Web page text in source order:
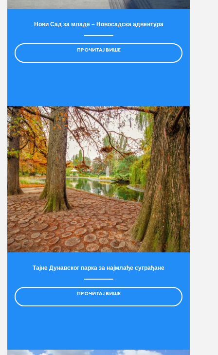
Нови Сад за младе – Новосадска адвентура
ПРОЧИТАЈ ВИШЕ
Тајне Дунавског парка за најмлађе суграђане
ПРОЧИТАЈ ВИШЕ